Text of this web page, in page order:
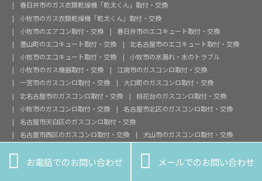
春日井市のガス衣類乾燥機「乾太くん」取付・交換
小牧市のガス衣類乾燥機「乾太くん」取付・交換
小牧市のエアコン取付・交換
春日井市のエコキュート取付・交換
豊山町のエコキュート取付・交換
北名古屋市のエコキュート取付・交換
小牧市のエコキュート取付・交換
小牧市の水漏れ・水のトラブル
小牧市のガス機器取付・交換
江南市のガスコンロ取付・交換
一宮市のガスコンロ取付・交換
大口町のガスコンロ取付・交換
北名古屋市のガスコンロ取付・交換
桃花台のガスコンロ取付・交換
小牧市のガスコンロ取付・交換
名古屋市北区のガスコンロ取付・交換
名古屋市天白区のガスコンロ取付・交換
名古屋市西区のガスコンロ取付・交換
犬山市のガスコンロ取付・交換
名古屋市天白区のガス給湯器取付・交換
 お電話でのお問い合わせ  メールでのお問い合わせ